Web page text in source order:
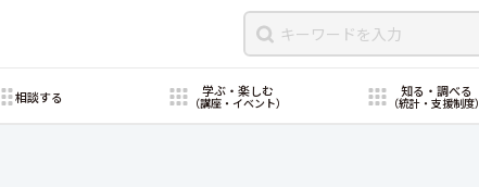
相談する 学ぶ・楽しむ
（講座・イベント）
知る・調べる
（統計・支援制度）